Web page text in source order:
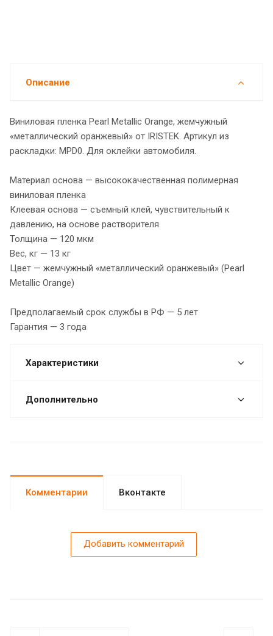
Описание
Виниловая пленка Pearl Metallic Orange, жемчужный
«металлический оранжевый» от IRISTEK. Артикул из
раскладки: MPD0. Для оклейки автомобиля.
Материал основа — высококачественная полимерная
виниловая пленка
Клеевая основа — съемный клей, чувствительный к
давлению, на основе растворителя
Толщина — 120 мкм
Вес, кг — 13 кг
Цвет — жемчужный «металлический оранжевый» (Pearl
Metallic Orange)
Предполагаемый срок службы в РФ — 5 лет
Гарантия — 3 года
Характеристики
Дополнительно
Комментарии Вконтакте
Добавить комментарий